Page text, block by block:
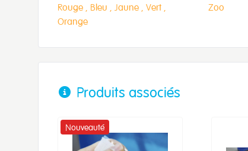
Rouge , Bleu , Jaune , Vert ,
Orange
Zoo
Produits associés
Nouveauté